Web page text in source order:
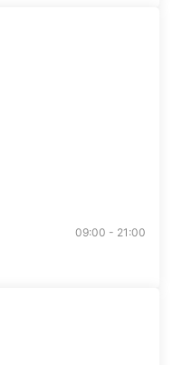
09:00 - 21:00